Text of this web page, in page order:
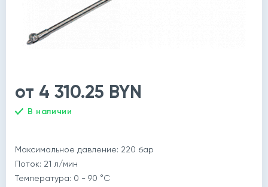
от 4 310.25 BYN
В наличии
Максимальное давление: 220 бар
Поток: 21 л/мин
Температура: 0 - 90 °C